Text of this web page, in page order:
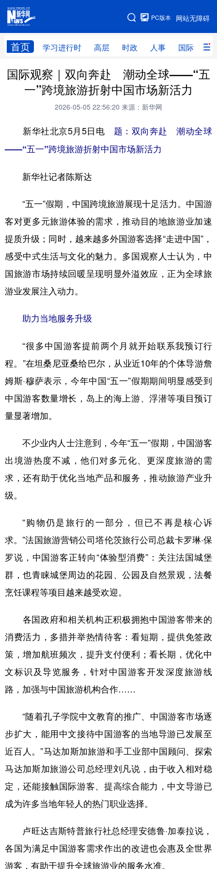
网站无障碍
PC版本
首页 学习进行时 高层 时政 人事 国际 财
网站地图
学习进行时 高层 时政 人事
国际 财经 网评 港澳
全球连线
科技 科创 量子 体育
文化 书画 健康
访谈 视频
食品 人居 信息化 数字经济
学术中国 乡村振兴 银龄 溯源中国
城市 旅游 能源 会展
彩票 娱乐 时尚 悦读
公益 一带一路
文化产业
地方频道
北京 天津 河北 山西
辽宁 吉林 上海 江苏
浙江
山东 河南 湖北 湖南
广东 广西 海南 重庆
四川 贵州 云南 西藏
新疆 内蒙古 黑龙江
多语种频道
English Español Français عربى
Русский язык
Deutsch Português
国际观察｜双向奔赴 潮动全球——“五
一”跨境旅游折射中国市场新活力
2026-05-05 22:56:20 来源：新华网
新华社北京5月5日电 题：双向奔赴 潮动全球
——“五一”跨境旅游折射中国市场新活力
新华社记者陈斯达
“五一”假期，中国跨境旅游展现十足活力。中国游
客对更多元旅游体验的需求，推动目的地旅游业加速
提质升级；同时，越来越多外国游客选择“走进中国”，
感受中式生活与文化的魅力。多国观察人士认为，中
国旅游市场持续回暖呈现明显外溢效应，正为全球旅
游业发展注入动力。
助力当地服务升级
“很多中国游客提前两个月就开始联系我预订行
程。”在坦桑尼亚桑给巴尔，从业近10年的个体导游詹
姆斯·穆萨表示，今年中国“五一”假期期间明显感受到
中国游客数量增长，岛上的海上游、浮潜等项目预订
量显著增加。
不少业内人士注意到，今年“五一”假期，中国游客
出境游热度不减，他们对多元化、更深度旅游的需
求，还有助于优化当地产品和服务，推动旅游产业升
级。
“购物仍是旅行的一部分，但已不再是核心诉
求。”法国旅游营销公司塔伦茨旅行公司总裁卡罗琳·保
罗说，中国游客正转向“体验型消费”：关注法国城堡
群，也青睐城堡周边的花园、公园及自然景观，法餐
烹饪课程等项目越来越受欢迎。
各国政府和相关机构正积极拥抱中国游客带来的
消费活力，多措并举热情待客：看短期，提供免签政
策，增加航班频次，提升支付便利；看长期，优化中
文标识及导览服务，针对中国游客开发深度旅游线
路，加强与中国旅游机构合作……
“随着孔子学院中文教育的推广、中国游客市场逐
步扩大，能用中文接待中国游客的当地导游已发展至
近百人。”马达加斯加旅游和手工业部中国顾问、探索
马达加斯加旅游公司总经理刘凡说，由于收入相对稳
定，还能接触国际游客、提高综合能力，中文导游已
成为许多当地年轻人的热门职业选择。
卢旺达吉斯特普旅行社总经理安德鲁·加泰拉说，
各国为满足中国游客需求作出的改进也会惠及全世界
游客，有助于提升全球旅游业的服务水准。